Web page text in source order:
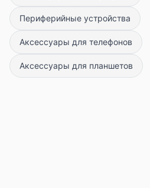
Периферийные устройства
Аксессуары для телефонов
Аксессуары для планшетов